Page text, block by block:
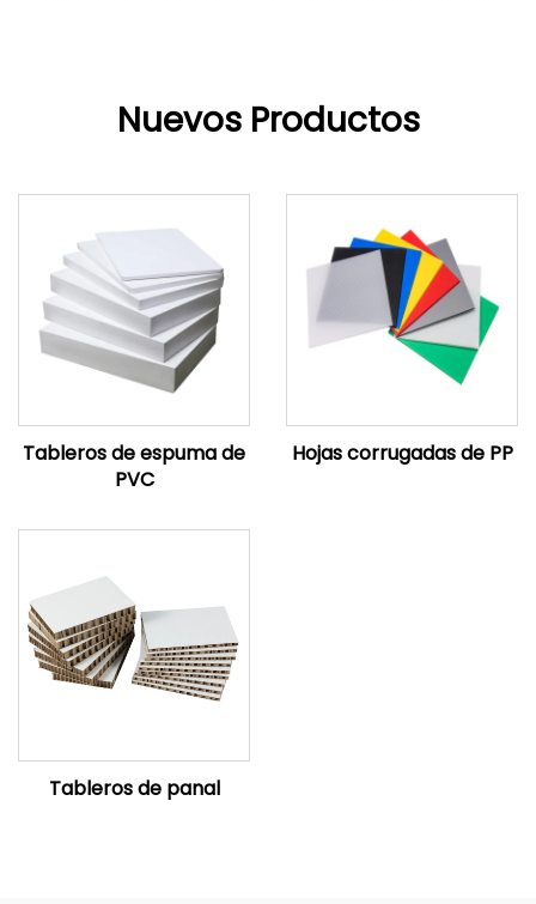
Nuevos Productos
Tableros de espuma de
PVC
Hojas corrugadas de PP
Tableros de panal